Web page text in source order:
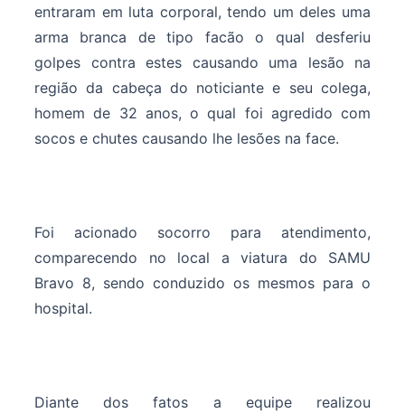
entraram em luta corporal, tendo um deles uma
arma branca de tipo facão o qual desferiu
golpes contra estes causando uma lesão na
região da cabeça do noticiante e seu colega,
homem de 32 anos, o qual foi agredido com
socos e chutes causando lhe lesões na face.
Foi acionado socorro para atendimento,
comparecendo no local a viatura do SAMU
Bravo 8, sendo conduzido os mesmos para o
hospital.
Diante dos fatos a equipe realizou